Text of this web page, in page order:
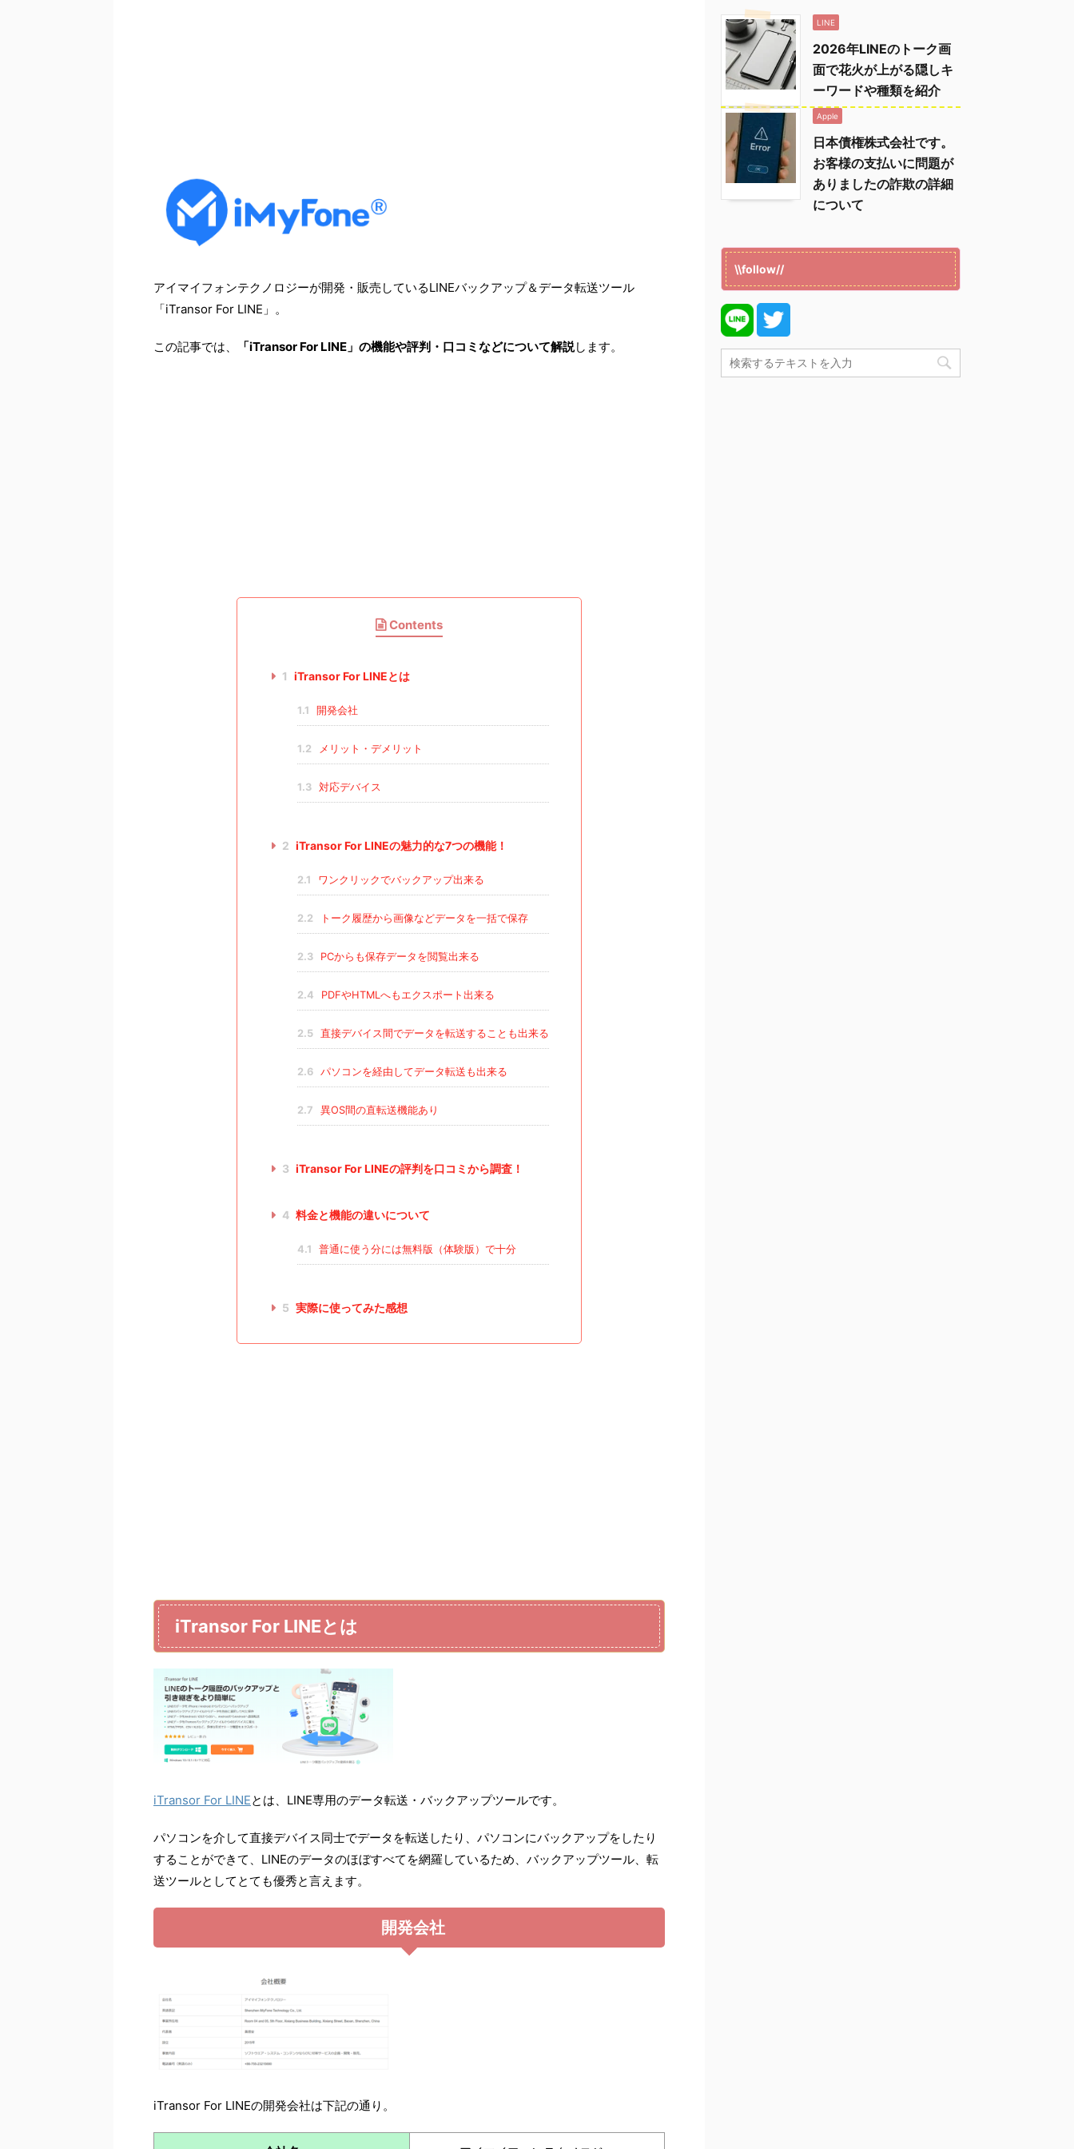
アイマイフォンテクノロジーが開発・販売しているLINEバックアップ＆データ転送ツール
「iTransor For LINE」。
この記事では、 「iTransor For LINE」の機能や評判・口コミなどについて解説します。
Contents
1 iTransor For LINEとは
1.1 開発会社
1.2 メリット・デメリット
1.3 対応デバイス
2 iTransor For LINEの魅力的な7つの機能！
2.1 ワンクリックでバックアップ出来る
2.2 トーク履歴から画像などデータを一括で保存
2.3 PCからも保存データを閲覧出来る
2.4 PDFやHTMLへもエクスポート出来る
2.5 直接デバイス間でデータを転送することも出来る
2.6 パソコンを経由してデータ転送も出来る
2.7 異OS間の直転送機能あり
3 iTransor For LINEの評判を口コミから調査！
4 料金と機能の違いについて
4.1 普通に使う分には無料版（体験版）で十分
5 実際に使ってみた感想
iTransor For LINEとは
iTransor For LINEとは、LINE専用のデータ転送・バックアップツールです。
パソコンを介して直接デバイス同士でデータを転送したり、パソコンにバックアップをしたり
することができて、LINEのデータのほぼすべてを網羅しているため、バックアップツール、転
送ツールとしてとても優秀と言えます。
開発会社
iTransor For LINEの開発会社は下記の通り。
LINE
2026年LINEのトーク画
面で花火が上がる隠しキ
ーワードや種類を紹介
Apple
日本債権株式会社です。
お客様の支払いに問題が
ありましたの詐欺の詳細
について
\\follow//